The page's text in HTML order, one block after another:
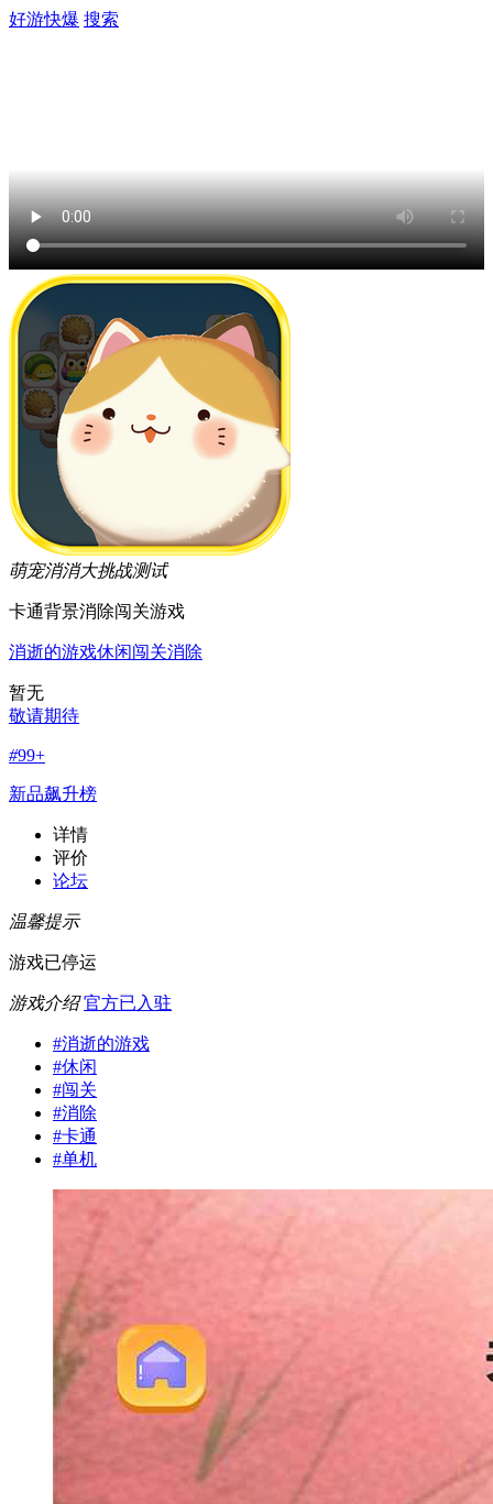
好游快爆 搜索
萌宠消消大挑战测试
卡通背景消除闯关游戏
消逝的游戏休闲闯关消除
暂无
敬请期待
#99+
新品飙升榜
详情
评价
论坛
温馨提示
游戏已停运
游戏介绍 官方已入驻
#消逝的游戏
#休闲
#闯关
#消除
#卡通
#单机